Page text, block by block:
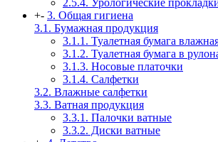
2.5.4. Урологические
+- 3. Общая гигиена
3.1. Бумажная продукция
3.1.1. Туалетная бумага
3.1.2. Туалетная бумага в
3.1.3. Носовые платочки
3.1.4. Салфетки
3.2. Влажные салфетки
3.3. Ватная продукция
3.3.1. Палочки ватные
3.3.2. Диски ватные